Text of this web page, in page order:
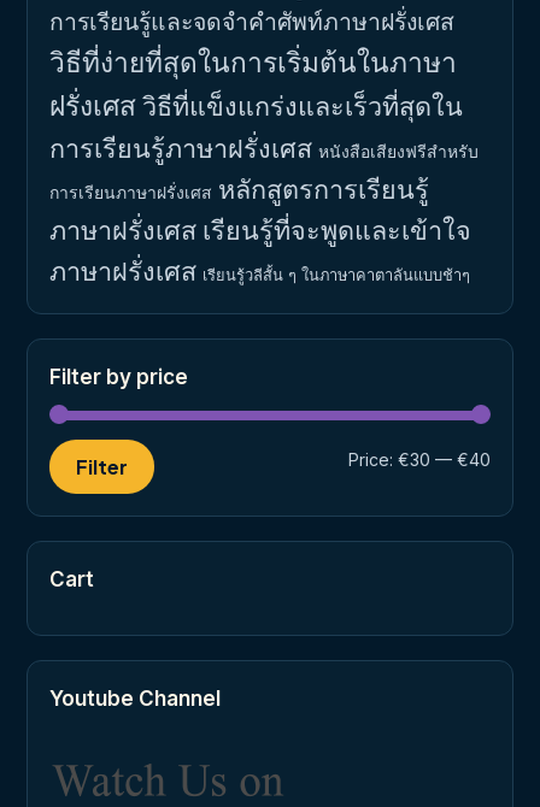
การเรียนรู้และจดจำคำศัพท์ภาษาฝรั่งเศส
วิธีที่ง่ายที่สุดในการเริ่มต้นในภาษา
ฝรั่งเศสวิธีที่แข็งแกร่งและเร็วที่สุดใน
การเรียนรู้ภาษาฝรั่งเศส หนังสือเสียงฟรีสำหรับ
การเรียนภาษาฝรั่งเศส หลักสูตรการเรียนรู้
ภาษาฝรั่งเศส เรียนรู้ที่จะพูดและเข้าใจ
ภาษาฝรั่งเศส เรียนรู้วลีสั้น ๆ ในภาษาคาตาลันแบบช้าๆ
Filter by price
Filter Price: €30 — €40
Cart
Youtube Channel